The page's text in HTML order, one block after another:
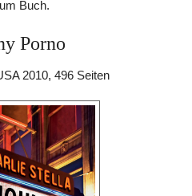
Buch.
Porno
2010, 496 Seiten